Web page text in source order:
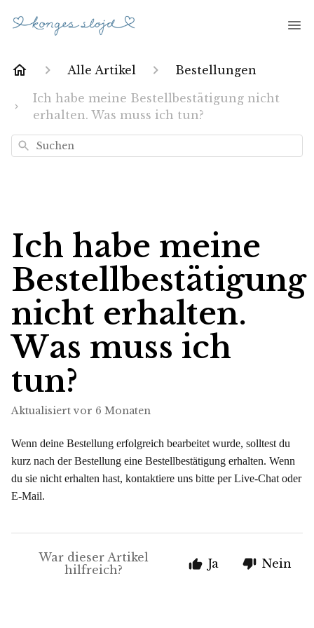
Alle Artikel
Bestellungen
Ich habe meine Bestellbestätigung nicht
erhalten. Was muss ich tun?
Suchen
Ich habe meine
Bestellbestätigung
nicht erhalten.
Was muss ich
tun?
Aktualisiert vor 6 Monaten
Wenn deine Bestellung erfolgreich bearbeitet wurde, solltest du
kurz nach der Bestellung eine Bestellbestätigung erhalten. Wenn
du sie nicht erhalten hast, kontaktiere uns bitte per Live-Chat oder
E-Mail.
War dieser Artikel
hilfreich?
Ja Nein